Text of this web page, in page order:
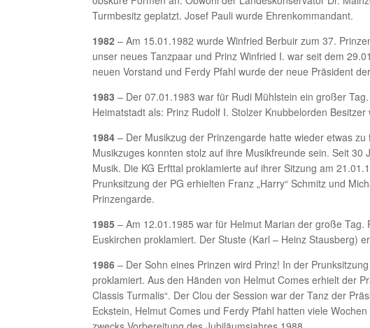
Turmbesitz geplatzt. Josef Pauli wurde Ehrenkommandant.
1982 – Am 15.01.1982 wurde Winfried Berbuir zum 37.
unser neues Tanzpaar und Prinz Winfried I. war seit dem
neuen Vorstand und Ferdy Pfahl wurde der neue Präsident
1983 – Der 07.01.1983 war für Rudi Mühlstein ein großer
Heimatstadt als: Prinz Rudolf I. Stolzer Knubbelorden
1984 – Der Musikzug der Prinzengarde hatte wieder etwas
Musikzuges konnten stolz auf ihre Musikfreunde sein. Seit
Musik. Die KG Erfttal proklamierte auf ihrer Sitzung am
Prunksitzung der PG erhielten Franz „Harry“ Schmitz und
Prinzengarde.
1985 – Am 12.01.1985 war für Helmut Marian der große
Euskirchen proklamiert. Der Stuste (Karl – Heinz Stausberg)
1986 – Der Sohn eines Prinzen wird Prinz! In der
proklamiert. Aus den Händen von Helmut Comes erhielt der
Classis Turmalis“. Der Clou der Session war der Tanz der
Eckstein, Helmut Comes und Ferdy Pfahl hatten viele